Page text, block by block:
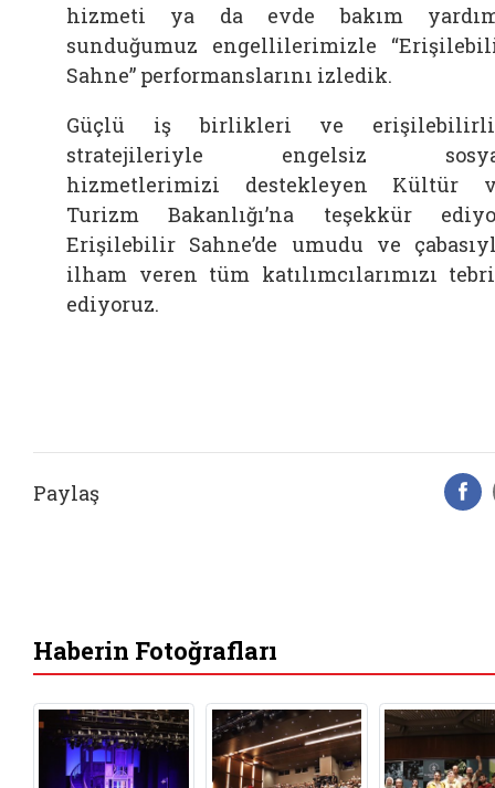
hizmeti ya da evde bakım
sunduğumuz engellilerimizle
Sahne” performanslarını izledik.
Güçlü iş birlikleri ve
stratejileriyle engelsiz
hizmetlerimizi destekleyen Kültür
Turizm Bakanlığı’na teşekkür
Erişilebilir Sahne’de umudu ve
ilham veren tüm katılımcılarımızı
ediyoruz.
Paylaş
Haberin Fotoğrafları